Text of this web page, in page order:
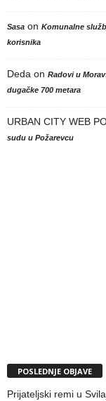
Sasa on Komunalne
korisnika
Deda on Radovi u
dugačke 700 metara
URBAN CITY WEB
sudu u Požarevcu
POSLEDNJE OBJAVE
Prijateljski remi u